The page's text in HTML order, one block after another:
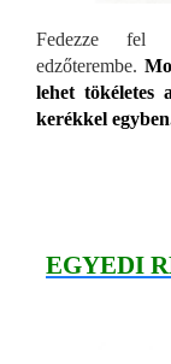
Fedezze fel
edzőterembe.
lehet tökéletes
kerékkel
EGYEDI